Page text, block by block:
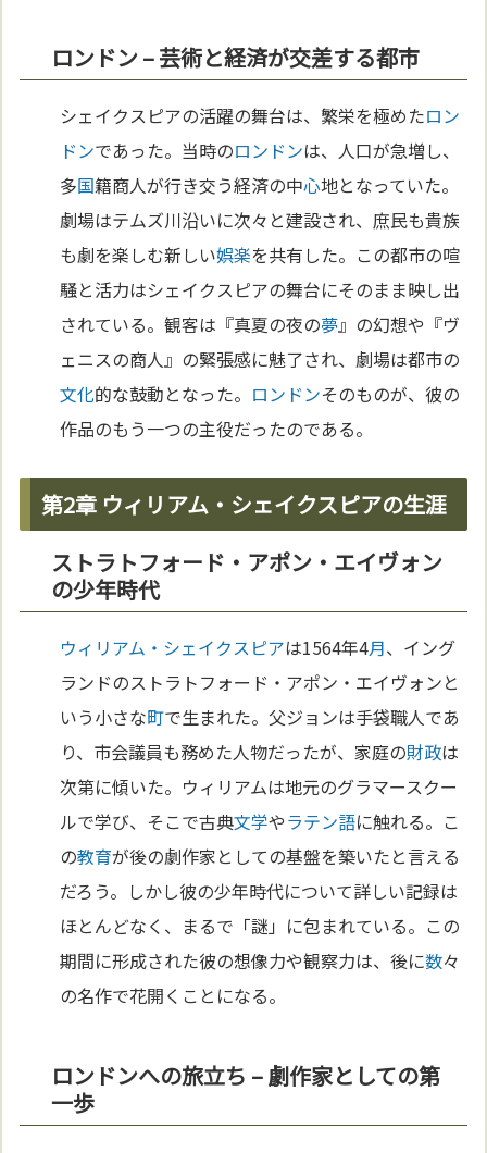
ロンドン – 芸術と経済が交差する都市
シェイクスピアの活躍の舞台は、繁栄を極めたロン
ドンであった。当時のロンドンは、人口が急増し、
多国籍商人が行き交う経済の中心地となっていた。
劇場はテムズ川沿いに次々と建設され、庶民も貴族
も劇を楽しむ新しい娯楽を共有した。この都市の喧
騒と活力はシェイクスピアの舞台にそのまま映し出
されている。観客は『真夏の夜の夢』の幻想や『ヴ
ェニスの商人』の緊張感に魅了され、劇場は都市の
文化的な鼓動となった。 ロンドンそのものが、彼の
作品のもう一つの主役だったのである。
第2章 ウィリアム・シェイクスピアの生涯
ストラトフォード・アポン・エイヴォン
の少年時代
ウィリアム・シェイクスピアは1564年4月、イング
ランドのストラトフォード・アポン・エイヴォンと
いう小さな町で生まれた。父ジョンは手袋職人であ
り、市会議員も務めた人物だったが、家庭の財政は
次第に傾いた。ウィリアムは地元のグラマースクー
ルで学び、そこで古典文学やラテン語に触れる。こ
の教育が後の劇作家としての基盤を築いたと言える
だろう。しかし彼の少年時代について詳しい記録は
ほとんどなく、まるで「謎」に包まれている。この
期間に形成された彼の想像力や観察力は、後に数々
の名作で花開くことになる。
ロンドンへの旅立ち – 劇作家としての第
一歩